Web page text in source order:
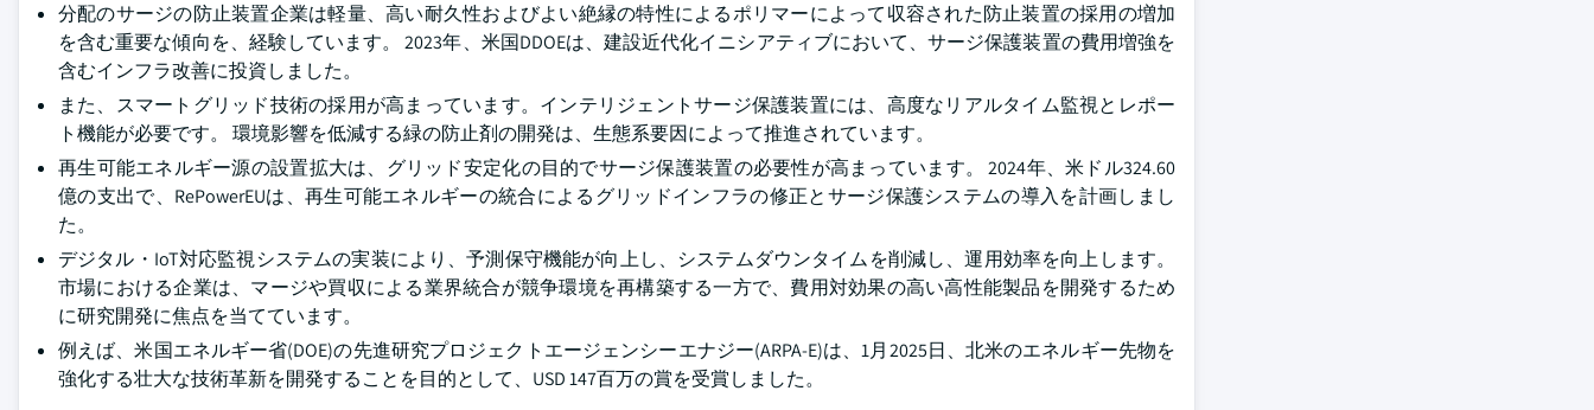
分配のサージの防止装置企業は軽量、高い耐久性およびよい絶縁の特性によるポリマーによって収容された防止装置の採用の増加
を含む重要な傾向を、経験しています。 2023年、米国DDOEは、建設近代化イニシアティブにおいて、サージ保護装置の費用増強を
含むインフラ改善に投資しました。
また、スマートグリッド技術の採用が高まっています。インテリジェントサージ保護装置には、高度なリアルタイム監視とレポー
ト機能が必要です。 環境影響を低減する緑の防止剤の開発は、生態系要因によって推進されています。
再生可能エネルギー源の設置拡大は、グリッド安定化の目的でサージ保護装置の必要性が高まっています。 2024年、米ドル324.60
億の支出で、RePowerEUは、再生可能エネルギーの統合によるグリッドインフラの修正とサージ保護システムの導入を計画しまし
た。
デジタル・IoT対応監視システムの実装により、予測保守機能が向上し、システムダウンタイムを削減し、運用効率を向上します。
市場における企業は、マージや買収による業界統合が競争環境を再構築する一方で、費用対効果の高い高性能製品を開発するため
に研究開発に焦点を当てています。
例えば、米国エネルギー省(DOE)の先進研究プロジェクトエージェンシーエナジー(ARPA-E)は、1月2025日、北米のエネルギー先物を
強化する壮大な技術革新を開発することを目的として、USD 147百万の賞を受賞しました。